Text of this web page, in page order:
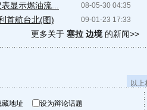
08-05-30 04:35
显示燃油流...
09-01-23 17:33
首航台北(图)
更多关于 塞拉 边境的新闻>>
以
藏地址 设为辩论话题